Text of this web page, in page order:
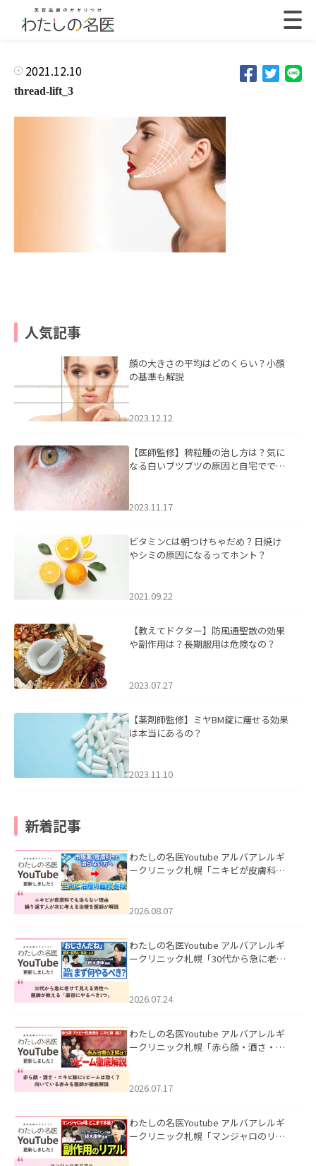
2021.12.10
thread-lift_3
人気記事
顔の大きさの平均はどのくらい？小顔
の基準も解説
2023.12.12
【医師監修】稗粒腫の治し方は？気に
なる白いブツブツの原因と自宅ででき
2023.11.17
ビタミンCは朝つけちゃだめ？日焼け
やシミの原因になるってホント？
2021.09.22
【教えてドクター】防風通聖散の効果
や副作用は？長期服用は危険なの？
2023.07.27
【薬剤師監修】ミヤBM錠に痩せる効果
は本当にあるの？
2023.11.10
新着記事
わたしの名医Youtube アルバアレルギ
ークリニック札幌「ニキビが皮膚科で
ました。
2026.08.07
わたしの名医Youtube アルバアレルギ
ークリニック札幌「30代から急に老け
た。
2026.07.24
わたしの名医Youtube アルバアレルギ
ークリニック札幌「赤ら顔・酒さ・ニ
した。
2026.07.17
わたしの名医Youtube アルバアレルギ
ークリニック札幌「マンジャロのリア